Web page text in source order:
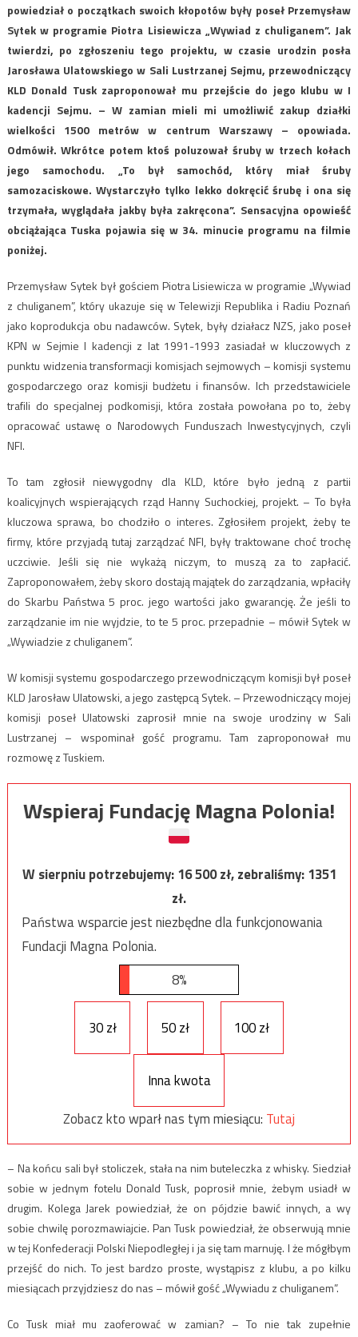
powiedział o początkach swoich kłopotów były poseł Przemysław
Sytek w programie Piotra Lisiewicza „Wywiad z chuliganem”. Jak
twierdzi, po zgłoszeniu tego projektu, w czasie urodzin posła
Jarosława Ulatowskiego w Sali Lustrzanej Sejmu, przewodniczący
KLD Donald Tusk zaproponował mu przejście do jego klubu w I
kadencji Sejmu. – W zamian mieli mi umożliwić zakup działki
wielkości 1500 metrów w centrum Warszawy – opowiada.
Odmówił. Wkrótce potem ktoś poluzował śruby w trzech kołach
jego samochodu. „To był samochód, który miał śruby
samozaciskowe. Wystarczyło tylko lekko dokręcić śrubę i ona się
trzymała, wyglądała jakby była zakręcona”. Sensacyjna opowieść
obciążająca Tuska pojawia się w 34. minucie programu na filmie
poniżej.
Przemysław Sytek był gościem Piotra Lisiewicza w programie „Wywiad
z chuliganem”, który ukazuje się w Telewizji Republika i Radiu Poznań
jako koprodukcja obu nadawców. Sytek, były działacz NZS, jako poseł
KPN w Sejmie I kadencji z lat 1991-1993 zasiadał w kluczowych z
punktu widzenia transformacji komisjach sejmowych – komisji systemu
gospodarczego oraz komisji budżetu i finansów. Ich przedstawiciele
trafili do specjalnej podkomisji, która została powołana po to, żeby
opracować ustawę o Narodowych Funduszach Inwestycyjnych, czyli
NFI.
To tam zgłosił niewygodny dla KLD, które było jedną z partii
koalicyjnych wspierających rząd Hanny Suchockiej, projekt. – To była
kluczowa sprawa, bo chodziło o interes. Zgłosiłem projekt, żeby te
firmy, które przyjadą tutaj zarządzać NFI, były traktowane choć trochę
uczciwie. Jeśli się nie wykażą niczym, to muszą za to zapłacić.
Zaproponowałem, żeby skoro dostają majątek do zarządzania, wpłaciły
do Skarbu Państwa 5 proc. jego wartości jako gwarancję. Że jeśli to
zarządzanie im nie wyjdzie, to te 5 proc. przepadnie – mówił Sytek w
„Wywiadzie z chuliganem”.
W komisji systemu gospodarczego przewodniczącym komisji był poseł
KLD Jarosław Ulatowski, a jego zastępcą Sytek. – Przewodniczący mojej
komisji poseł Ulatowski zaprosił mnie na swoje urodziny w Sali
Lustrzanej – wspominał gość programu. Tam zaproponował mu
rozmowę z Tuskiem.
Wspieraj Fundację Magna Polonia!
W sierpniu potrzebujemy:16 500zł, zebraliśmy:1351
zł.
Państwa wsparcie jest niezbędne dla funkcjonowania
Fundacji Magna Polonia.
8%
30 zł 50 zł 100 zł
Inna kwota
Zobacz kto wparł nas tym miesiącu: Tutaj
– Na końcu sali był stoliczek, stała na nim buteleczka z whisky. Siedział
sobie w jednym fotelu Donald Tusk, poprosił mnie, żebym usiadł w
drugim. Kolega Jarek powiedział, że on pójdzie bawić innych, a wy
sobie chwilę porozmawiajcie. Pan Tusk powiedział, że obserwują mnie
w tej Konfederacji Polski Niepodległej i ja się tam marnuję. I że mógłbym
przejść do nich. To jest bardzo proste, wystąpisz z klubu, a po kilku
miesiącach przyjdziesz do nas – mówił gość „Wywiadu z chuliganem”.
Co Tusk miał mu zaoferować w zamian? – To nie tak zupełnie